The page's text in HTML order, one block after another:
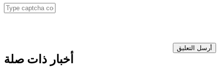
أرسل التعليق
أخبار ذات صلة